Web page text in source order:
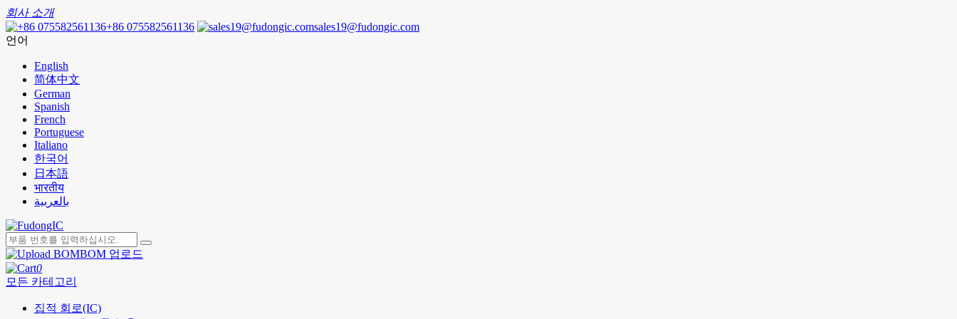
회사 소개
+86 075582561136
sales19@fudongic.com
언어
English
简体中文
German
Spanish
French
Portuguese
Italiano
한국어
日本語
भारतीय
بالعربية
BOM 업로드
0
모든 카테고리
집적 회로(IC)